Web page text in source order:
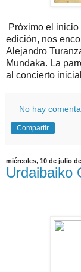
Próximo el
edición, nos
Alejandro
Mundaka. La
al concierto
No hay
Compartir
miércoles, 10 de julio
Urdaibaiko